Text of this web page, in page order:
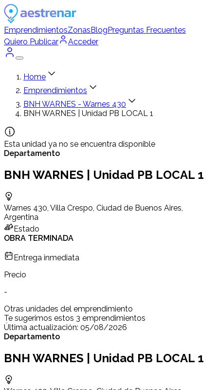
EmprendimientosZonasBlogPreguntas Frecuentes
Quiero Publicar
Acceder
Home
Emprendimientos
BNH WARNES - Warnes 430
BNH WARNES | Unidad PB LOCAL 1
Esta unidad ya no se encuentra disponible
Departamento
BNH WARNES | Unidad PB LOCAL 1
Warnes 430, Villa Crespo, Ciudad de Buenos Aires,
Argentina
Estado
OBRA TERMINADA
Entrega inmediata
Precio
-
Otras unidades del emprendimiento
Te sugerimos estos 3 emprendimientos
Última actualización: 05/08/2026
Departamento
BNH WARNES | Unidad PB LOCAL 1